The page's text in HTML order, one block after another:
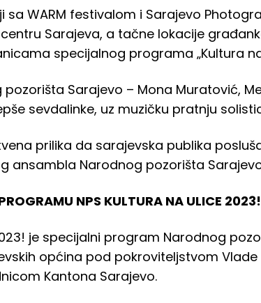
sa WARM festivalom i Sarajevo
Sarajeva, a tačne lokacije
specijalnog programa „Kultura
Sarajevo – Mona Muratović,
sevdalinke, uz muzičku pratnju
prilika da sarajevska publika
ansambla Narodnog pozorišta
NPS KULTURA NA ULICE 2023!
je specijalni program Narodnog
općina pod pokroviteljstvom
Kantona Sarajevo.